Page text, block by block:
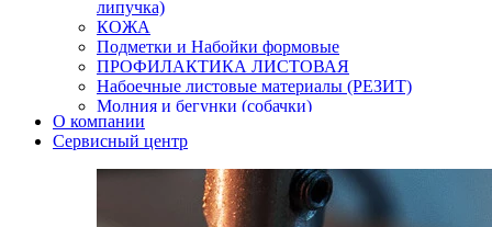
липучка)
КОЖА
Подметки и Набойки формовые
ПРОФИЛАКТИКА ЛИСТОВАЯ
Набоечные листовые материалы (РЕЗИТ)
Молния и бегунки (собачки)
Нитки,иглы-шило,крючки.
Уход и косметика для обуви
Кнопки (магнитые,кобурные)
Пряжки для ремня
О компании
Сервисный центр